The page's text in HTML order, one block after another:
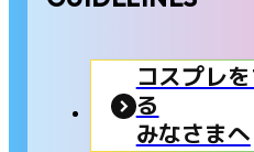
コスプレを
る
みなさまへ